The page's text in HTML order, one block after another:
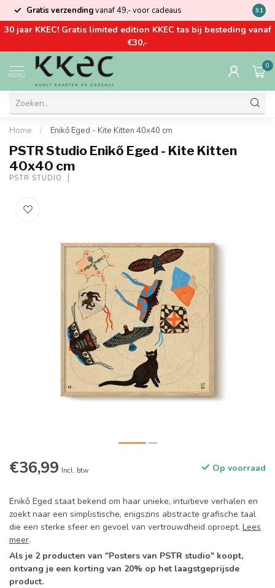
Gratis verzendingvanaf 49,- voor cadeaus Kom
9.1
30 jaar KKEC! Gratis limited edition KKEC tas bij besteding vanaf
€30,-
MENU
0
Home / Enikő Eged - Kite Kitten 40x40 cm
PSTR Studio Enikő Eged - Kite Kitten
40x40 cm
PSTR STUDIO
€36,99 Incl. btw Op voorraad
Enikő Eged staat bekend om haar unieke, intuïtieve verhalen en
zoekt naar een simplistische, enigszins abstracte grafische taal
die een sterke sfeer en gevoel van vertrouwdheid oproept. Lees
meer.
Als je 2 producten van "Posters van PSTR studio" koopt,
ontvang je een korting van 20% op het laagstgeprijsde
product.